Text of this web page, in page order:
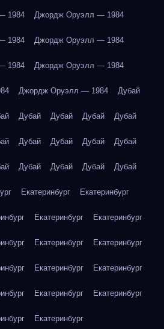
1984 Джордж Оруэлл — 1984
1984 Джордж Оруэлл — 1984
1984 Джордж Оруэлл — 1984
Джордж Оруэлл — 1984 Дубай
Дубай Дубай Дубай Дубай
Дубай Дубай Дубай Дубай
Дубай Дубай Дубай Дубай
Екатеринбург Екатеринбург
Екатеринбург Екатеринбург
Екатеринбург Екатеринбург
Екатеринбург Екатеринбург
Екатеринбург Екатеринбург
Екатеринбург